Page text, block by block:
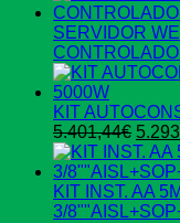
SERVIDOR
KIT
5.401,44€ El
era:
KIT INST. AA
3/